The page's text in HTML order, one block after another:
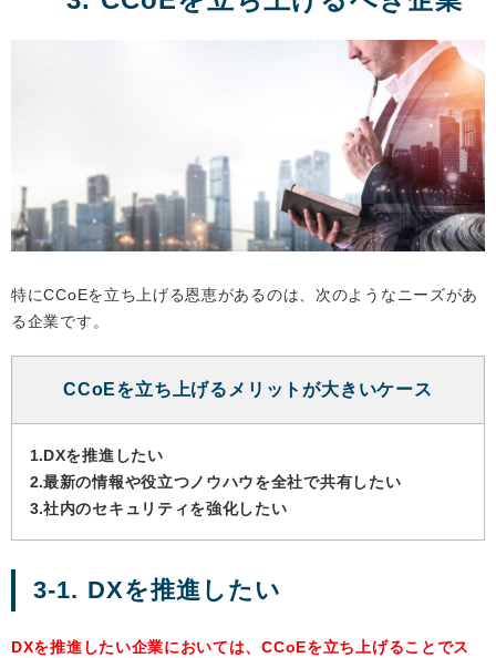
特にCCoEを立ち上げる恩恵があるのは、次のようなニーズがあ
る企業です。
CCoEを立ち上げるメリットが大きいケース
DXを推進したい
最新の情報や役立つノウハウを全社で共有したい
社内のセキュリティを強化したい
3-1. DXを推進したい
DXを推進したい企業においては、CCoEを立ち上げることでス